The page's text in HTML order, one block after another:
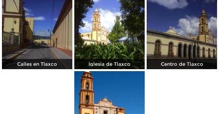
Calles en Tlaxco Iglesia de Tlaxco Centro de Tlaxco